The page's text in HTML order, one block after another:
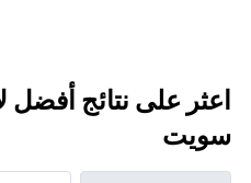
اعثر على نتائج أفضل
سويت